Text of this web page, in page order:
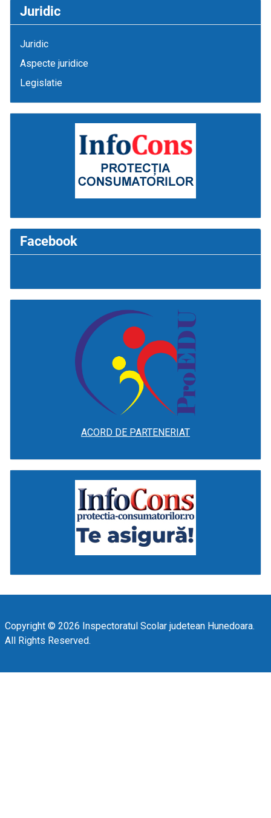
Juridic
Juridic
Aspecte juridice
Legislatie
Facebook
ACORD DE PARTENERIAT
Copyright © 2026 Inspectoratul Scolar judetean Hunedoara.
All Rights Reserved.